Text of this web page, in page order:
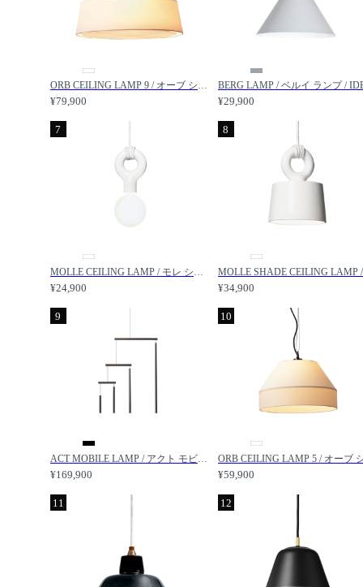
ORB CEILING LAMP 9 / オーブ シーリングランプ 9 / IDEE / イデー
¥79,900 ¥29,900
7
MOLLE CEILING LAMP / モレ シーリングランプ / IDEE / イデー
¥24,900
8
¥34,900
9
ACT MOBILE LAMP / アクト モビール ランプ M / IDEE / イデー
¥169,900
10
¥59,900
11 12